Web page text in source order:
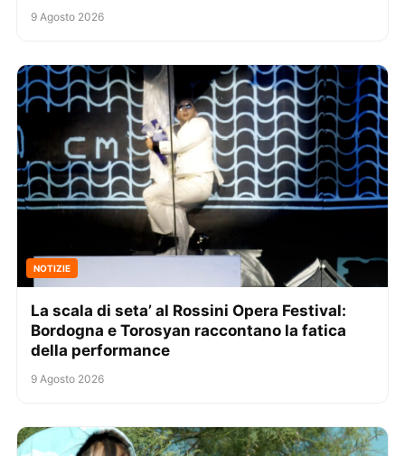
9 Agosto 2026
NOTIZIE
La scala di seta’ al Rossini Opera Festival:
Bordogna e Torosyan raccontano la fatica
della performance
9 Agosto 2026